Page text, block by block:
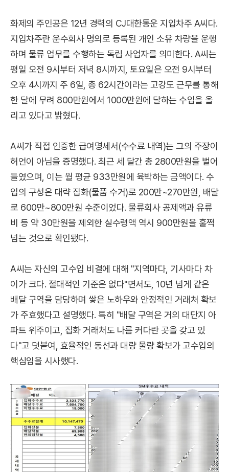
화제의 주인공은 12년 경력의 CJ대한통운 지입차주 A씨다.
지입차주란 운수회사 명의로 등록된 개인 소유 차량을 운행
하며 물류 업무를 수행하는 독립 사업자를 의미한다. A씨는
평일 오전 9시부터 저녁 8시까지, 토요일은 오전 9시부터
오후 4시까지 주 6일, 총 62시간이라는 고강도 근무를 통해
한 달에 무려 800만원에서 1000만원에 달하는 수입을 올
리고 있다고 밝혔다.
A씨가 직접 인증한 급여명세서(수수료 내역)는 그의 주장이
허언이 아님을 증명했다. 최근 세 달간 총 2800만원을 벌어
들였으며, 이는 월 평균 933만원에 육박하는 금액이다. 수
입의 구성은 대략 집화(물품 수거)로 200만~270만원, 배달
로 600만~800만원 수준이었다. 물류회사 공제액과 유류
비 등 약 30만원을 제외한 실수령액 역시 900만원을 훌쩍
넘는 것으로 확인됐다.
A씨는 자신의 고수입 비결에 대해 "지역마다, 기사마다 차
이가 크다. 절대적인 기준은 없다"면서도, 10년 넘게 같은
배달 구역을 담당하며 쌓은 노하우와 안정적인 거래처 확보
가 주효했다고 설명했다. 특히 "배달 구역은 거의 대단지 아
파트 위주이고, 집화 거래처도 나름 커다란 곳을 갖고 있
다"고 덧붙여, 효율적인 동선과 대량 물량 확보가 고수입의
핵심임을 시사했다.